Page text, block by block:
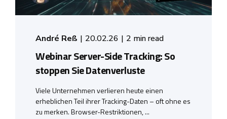
André Reß 20.02.26 2 min read
Webinar Server-Side Tracking: So
stoppen Sie Datenverluste
Viele Unternehmen verlieren heute einen
erheblichen Teil ihrer Tracking-Daten – oft ohne es
zu merken. Browser-Restriktionen, ...